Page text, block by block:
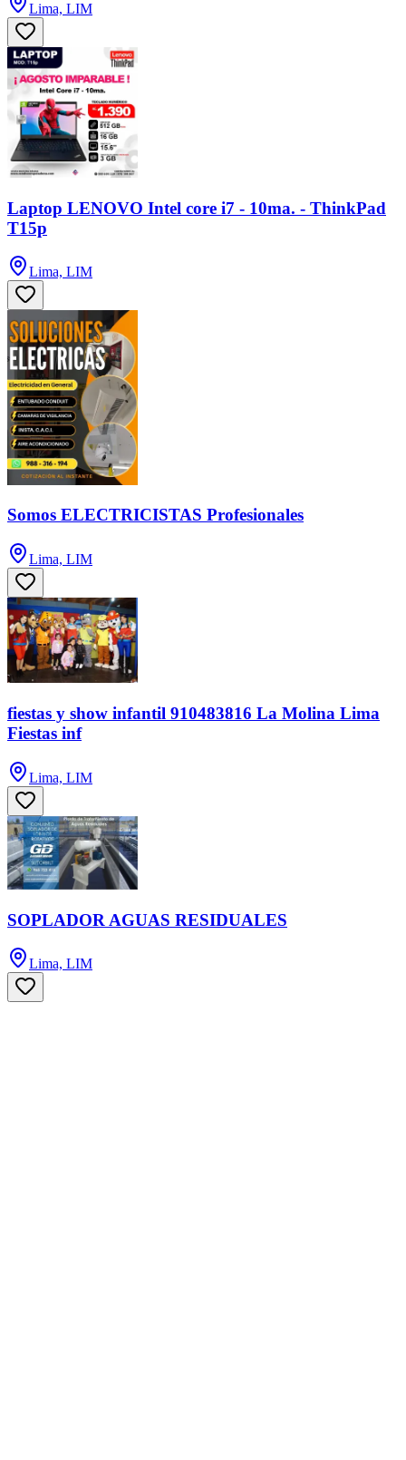
Lima, LIM
Laptop LENOVO Intel core i7 - 10ma. - ThinkPad
T15p
Lima, LIM
Somos ELECTRICISTAS Profesionales
Lima, LIM
fiestas y show infantil 910483816 La Molina Lima
Fiestas inf
Lima, LIM
SOPLADOR AGUAS RESIDUALES
Lima, LIM